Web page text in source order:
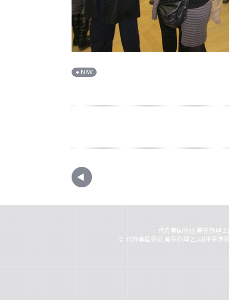
● NIW
代办美国签证,美签办理
代办美国签证,美签办理,214B拒签重